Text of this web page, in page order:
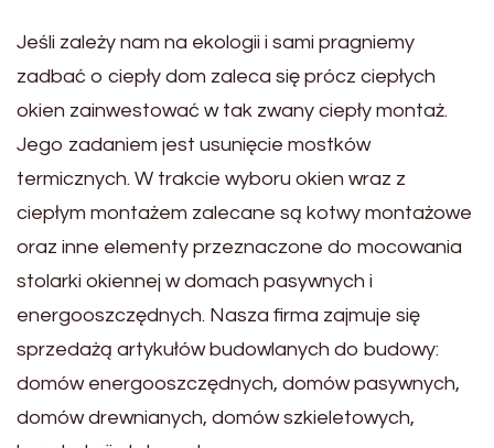
Jeśli zależy nam na ekologii i sami pragniemy
zadbać o ciepły dom zaleca się prócz ciepłych
okien zainwestować w tak zwany ciepły montaż.
Jego zadaniem jest usunięcie mostków
termicznych. W trakcie wyboru okien wraz z
ciepłym montażem zalecane są kotwy montażowe
oraz inne elementy przeznaczone do mocowania
stolarki okiennej w domach pasywnych i
energooszczędnych. Nasza firma zajmuje się
sprzedażą artykułów budowlanych do budowy:
domów energooszczędnych, domów pasywnych,
domów drewnianych, domów szkieletowych,